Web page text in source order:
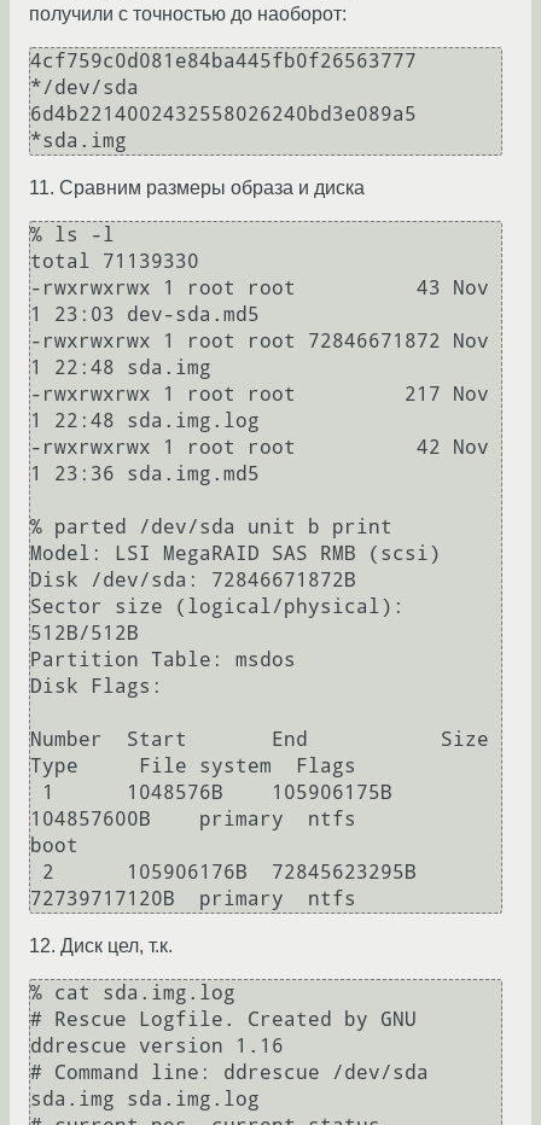
получили с точностью до наоборот:
4cf759c0d081e84ba445fb0f26563777
*/dev/sda
6d4b2214002432558026240bd3e089a5
11. Сравним размеры образа и диска
% ls -l
total 71139330
-rwxrwxrwx 1 root root          43 Nov
1 23:03 dev-sda.md5
-rwxrwxrwx 1 root root 72846671872 Nov
1 22:48 sda.img
-rwxrwxrwx 1 root root         217 Nov
1 22:48 sda.img.log
-rwxrwxrwx 1 root root          42 Nov
1 23:36 sda.img.md5
% parted /dev/sda unit b print
Model: LSI MegaRAID SAS RMB (scsi)
Disk /dev/sda: 72846671872B
Sector size (logical/physical):
512B/512B
Partition Table: msdos
Disk Flags:
Number  Start       End           Size
Type     File system  Flags
104857600B    primary  ntfs
boot
12. Диск цел, т.к.
% cat sda.img.log
# Rescue Logfile. Created by GNU
ddrescue version 1.16
# Command line: ddrescue /dev/sda
sda.img sda.img.log